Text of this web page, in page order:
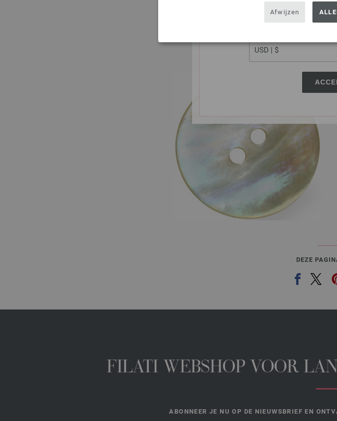
USA - The United
Afwijzen
DEZE
FILATI WEBSHOP VOOR
ABONNEER JE NU OP DE NIEUWSBRIEF EN